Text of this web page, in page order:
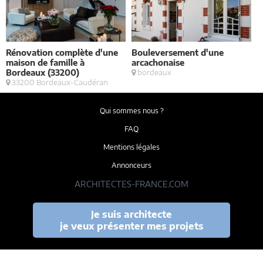
Rénovation complète d'une
maison de famille à
Bordeaux (33200)
33200 Bordeaux-Caudéran
Bouleversement d'une
arcachonaise
bordeaux
Qui sommes nous ?
FAQ
Mentions légales
Annonceurs
ARCHITECTES-FRANCE.COM
Je suis architecte
je veux présenter mes projets